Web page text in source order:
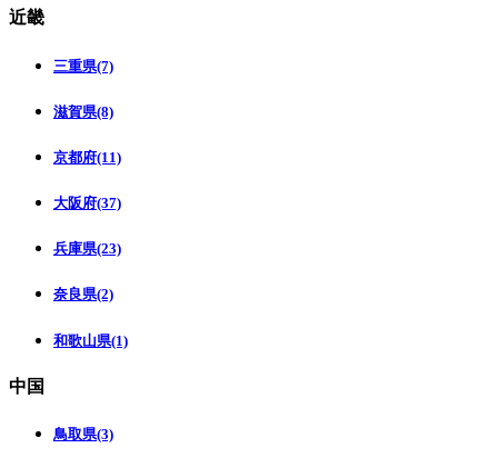
近畿
三重県(7)
滋賀県(8)
京都府(11)
大阪府(37)
兵庫県(23)
奈良県(2)
和歌山県(1)
中国
鳥取県(3)